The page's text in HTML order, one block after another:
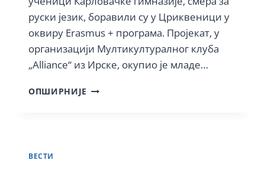
руски језик, боравили су у Цриквеници у
оквиру Erasmus + програма. Пројекат, у
организацији Мултикултуралног клуба
„Alliаnce“ из Ирске, окупио је младе…
ОПШИРНИЈЕ ЕДУКАТИВНИ
ВЕСТИ